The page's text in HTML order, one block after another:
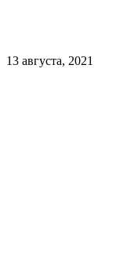
13 августа, 2021